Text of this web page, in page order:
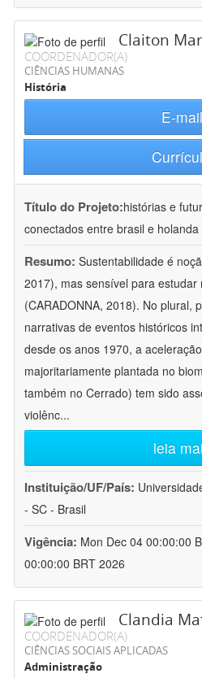
Claiton
COORDENADOR(A)
CIÊNCIAS HUMANAS
História
E-mail
Título do Projeto:histórias e
conectados entre brasil e holanda
Resumo: Sustentabilidade é
2017), mas sensível para
(CARADONNA, 2018). No plural,
narrativas de eventos históricos
desde os anos 1970, a
majoritariamente plantada no
também no Cerrado) tem sido
violênc...
leia
Instituição/UF/País:
- SC - Brasil
Vigência: Mon Dec 04 00:00:00
00:00:00 BRT 2026
Clandia
COORDENADOR(A)
CIÊNCIAS SOCIAIS APLICADAS
Administração